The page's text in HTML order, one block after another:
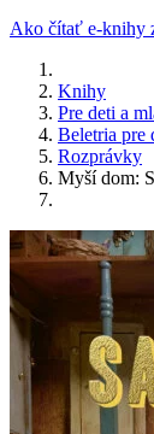
Ako čítať e-knihy
Knihy
Pre deti a
Beletria pre
Rozprávky
Myší dom: